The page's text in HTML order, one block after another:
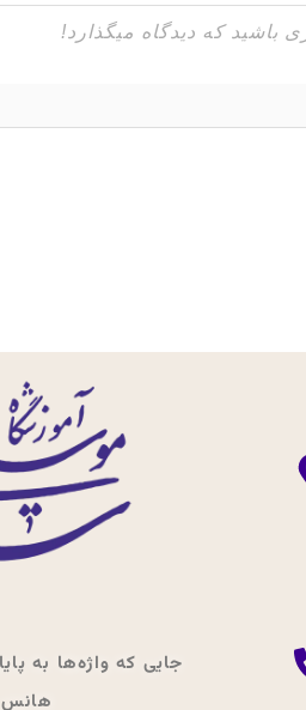
جایی که واژه‌ها به
هانس